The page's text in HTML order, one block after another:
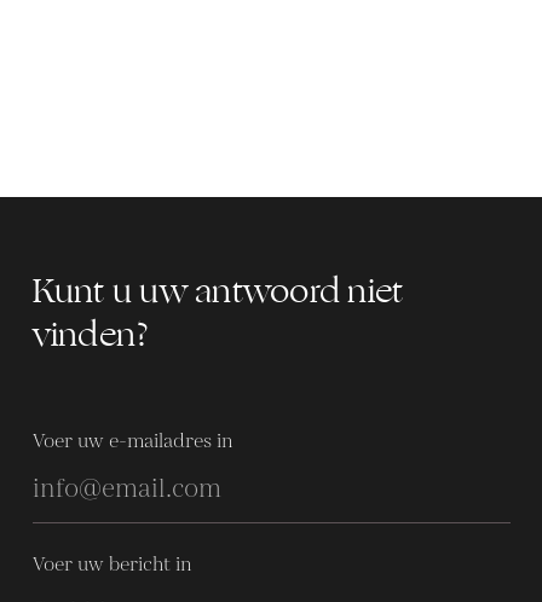
Kunt u uw antwoord niet
vinden?
Voer uw e-mailadres in
Voer uw bericht in